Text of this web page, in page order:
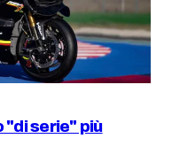
"di serie" più